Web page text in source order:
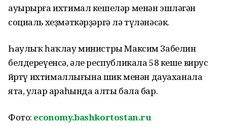
ауырырға ихтимал кешеләр менән эшләгән
социаль хеҙмәткәрҙәргә лә түләнәсәк.
Һаулыҡ һаҡлау министры Максим Забелин
белдереүенсә, әле республикала 58 кеше вирус
йөрөтөү ихтималлығына шик менән дауаханала
ята, улар араһында алты бала бар.
Фото: economy.bashkortostan.ru